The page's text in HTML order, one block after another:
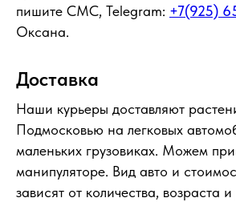
пишите СМС, Telegram: +7(925)
Оксана.
Доставка
Наши курьеры доставляют
Подмосковью на легковых
маленьких грузовиках. Можем
манипуляторе. Вид авто и
зависят от количества, возраста